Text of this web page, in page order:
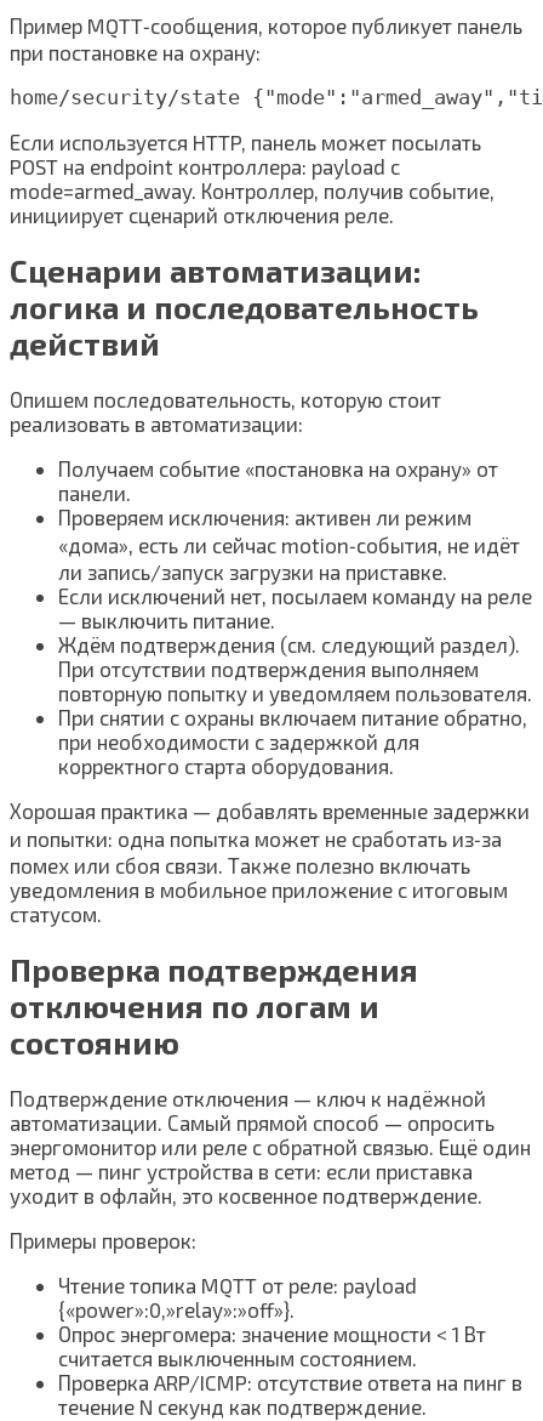
Пример MQTT‑сообщения, которое публикует панель
при постановке на охрану:
Если используется HTTP, панель может посылать
POST на endpoint контроллера: payload с
mode=armed_away. Контроллер, получив событие,
инициирует сценарий отключения реле.
Сценарии автоматизации:
логика и последовательность
действий
Опишем последовательность, которую стоит
реализовать в автоматизации:
Получаем событие «постановка на охрану» от
панели.
Проверяем исключения: активен ли режим
«дома», есть ли сейчас motion‑события, не идёт
ли запись/запуск загрузки на приставке.
Если исключений нет, посылаем команду на реле
— выключить питание.
Ждём подтверждения (см. следующий раздел).
При отсутствии подтверждения выполняем
повторную попытку и уведомляем пользователя.
При снятии с охраны включаем питание обратно,
при необходимости с задержкой для
корректного старта оборудования.
Хорошая практика — добавлять временные задержки
и попытки: одна попытка может не сработать из‑за
помех или сбоя связи. Также полезно включать
уведомления в мобильное приложение с итоговым
статусом.
Проверка подтверждения
отключения по логам и
состоянию
Подтверждение отключения — ключ к надёжной
автоматизации. Самый прямой способ — опросить
энергомонитор или реле с обратной связью. Ещё один
метод — пинг устройства в сети: если приставка
уходит в офлайн, это косвенное подтверждение.
Примеры проверок:
Чтение топика MQTT от реле: payload
{«power»:0,»relay»:»off»}.
Опрос энергомера: значение мощности < 1 Вт
считается выключенным состоянием.
Проверка ARP/ICMP: отсутствие ответа на пинг в
течение N секунд как подтверждение.